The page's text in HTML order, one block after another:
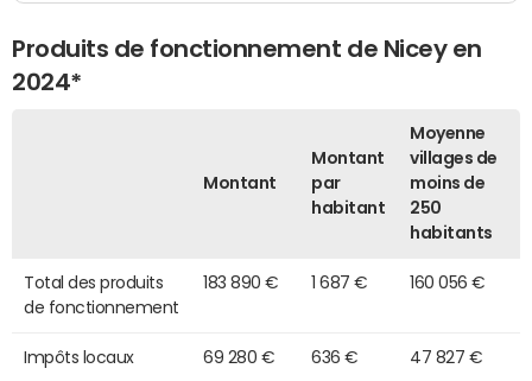
Produits de fonctionnement de Nicey en
2024*
Montant
Montant
par
habitant
Moyenne
villages de
moins de
250
habitants
Total des produits
de fonctionnement
183 890 € 1 687 € 160 056 €
Impôts locaux 69 280 € 636 € 47 827 €